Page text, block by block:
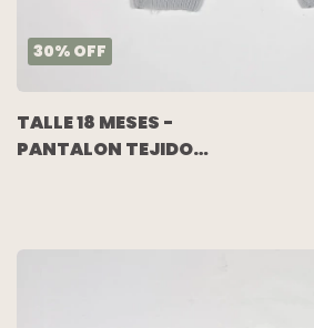
30% OFF
TALLE 18 MESES -
PANTALON TEJIDO